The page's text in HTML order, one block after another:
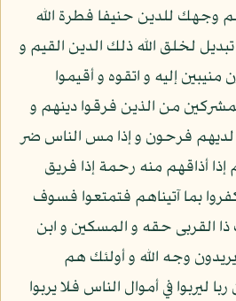
وجهك للدين حنيفا فطرة الله
لخلق الله ذلك الدين القيم و
إليه و اتقوه و أقيموا
من الذين فرقوا دينهم و
لديهم فرحون و إذا مس الناس ضر
إذا أذاقهم منه رحمة إذا فريق
بما آتيناهم فتمتعوا فسوف
القربى حقه و المسكين و ابن
وجه الله و أولئك هم
ليربوا في أموال الناس فلا يربوا